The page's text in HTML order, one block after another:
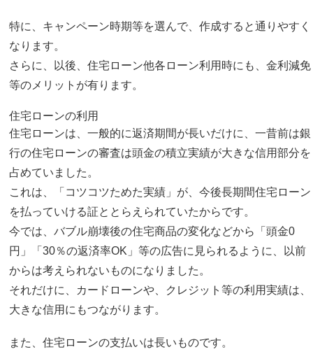
特に、キャンペーン時期等を選んで、作成すると通りやすく
なります。
さらに、以後、住宅ローン他各ローン利用時にも、金利減免
等のメリットが有ります。
住宅ローンの利用
住宅ローンは、一般的に返済期間が長いだけに、一昔前は銀
行の住宅ローンの審査は頭金の積立実績が大きな信用部分を
占めていました。
これは、「コツコツためた実績」が、今後長期間住宅ローン
を払っていける証ととらえられていたからです。
今では、バブル崩壊後の住宅商品の変化などから「頭金0
円」「30％の返済率OK」等の広告に見られるように、以前
からは考えられないものになりました。
それだけに、カードローンや、クレジット等の利用実績は、
大きな信用にもつながります。
また、住宅ローンの支払いは長いものです。